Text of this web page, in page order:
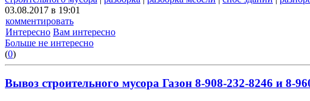
03.08.2017 в 19:01
комментировать
Интересно Вам интересно
Больше не интересно
(0)
Вывоз строительного мусора Газон 8-908-232-8246 и 8-